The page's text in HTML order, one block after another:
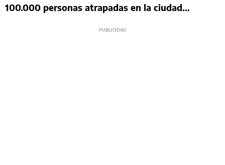
100.000 personas atrapadas en la ciudad...